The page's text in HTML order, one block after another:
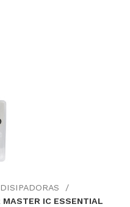
MASTER IC ESSENTIAL